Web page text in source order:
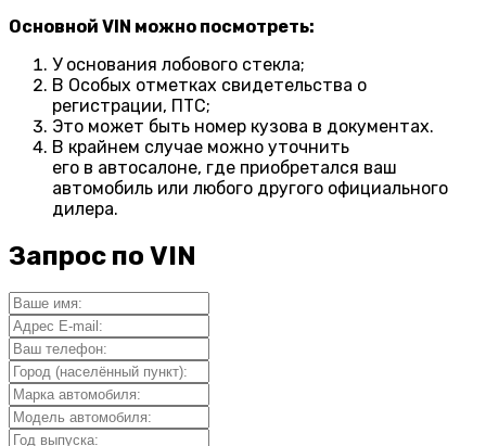
Основной VIN можно посмотреть:
У основания лобового стекла;
В Особых отметках свидетельства о
регистрации, ПТС;
Это может быть номер кузова в документах.
В крайнем случае можно уточнить
его в автосалоне, где приобретался ваш
автомобиль или любого другого официального
дилера.
Запрос по VIN